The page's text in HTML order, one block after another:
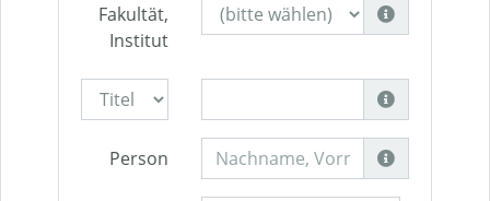
Fakultät,
Institut
Person